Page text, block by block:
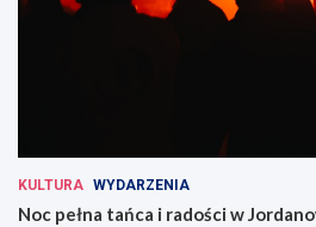
KULTURA WYDARZENIA
Noc pełna tańca i radości w